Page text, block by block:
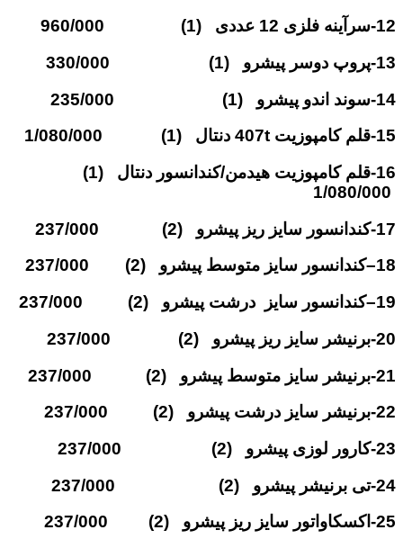
12-سرآینه فلزی 12 عددی (1) 960/000
13-پروپ دوسر پیشرو (1) 330/000
14-سوند اندو پیشرو (1) 235/000
15-قلم کامپوزیت 407t دنتال (1) 1/080/000
16-قلم کامپوزیت هیدمن/کندانسور دنتال (1)
17-کندانسور سایز ریز پیشرو (2) 237/000
18–کندانسور سایز متوسط پیشرو (2) 237/000
19–کندانسور سایز درشت پیشرو (2) 237/000
20-برنیشر سایز ریز پیشرو (2) 237/000
21-برنیشر سایز متوسط پیشرو (2) 237/000
22-برنیشر سایز درشت پیشرو (2) 237/000
23-کارور لوزی پیشرو (2) 237/000
24-تی برنیشر پیشرو (2) 237/000
25-اکسکاواتور سایز ریز پیشرو (2) 237/000